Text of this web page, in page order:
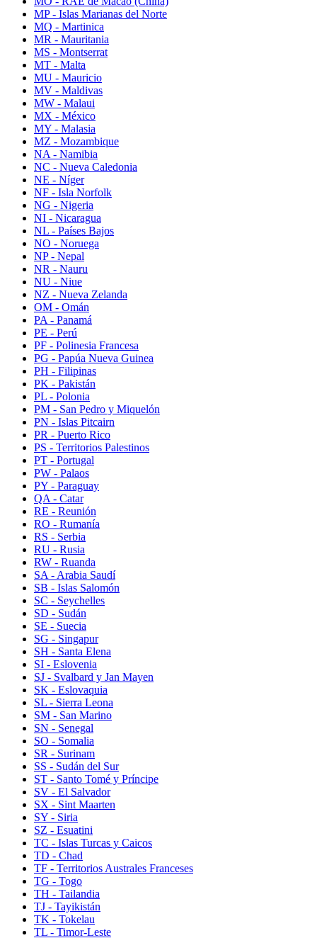
MP - Islas Marianas del Norte
MQ - Martinica
MR - Mauritania
MS - Montserrat
MT - Malta
MU - Mauricio
MV - Maldivas
MW - Malaui
MX - México
MY - Malasia
MZ - Mozambique
NA - Namibia
NC - Nueva Caledonia
NE - Níger
NF - Isla Norfolk
NG - Nigeria
NI - Nicaragua
NL - Países Bajos
NO - Noruega
NP - Nepal
NR - Nauru
NU - Niue
NZ - Nueva Zelanda
OM - Omán
PA - Panamá
PE - Perú
PF - Polinesia Francesa
PG - Papúa Nueva Guinea
PH - Filipinas
PK - Pakistán
PL - Polonia
PM - San Pedro y Miquelón
PN - Islas Pitcairn
PR - Puerto Rico
PS - Territorios Palestinos
PT - Portugal
PW - Palaos
PY - Paraguay
QA - Catar
RE - Reunión
RO - Rumanía
RS - Serbia
RU - Rusia
RW - Ruanda
SA - Arabia Saudí
SB - Islas Salomón
SC - Seychelles
SD - Sudán
SE - Suecia
SG - Singapur
SH - Santa Elena
SI - Eslovenia
SJ - Svalbard y Jan Mayen
SK - Eslovaquia
SL - Sierra Leona
SM - San Marino
SN - Senegal
SO - Somalia
SR - Surinam
SS - Sudán del Sur
ST - Santo Tomé y Príncipe
SV - El Salvador
SX - Sint Maarten
SY - Siria
SZ - Esuatini
TC - Islas Turcas y Caicos
TD - Chad
TF - Territorios Australes Franceses
TG - Togo
TH - Tailandia
TJ - Tayikistán
TK - Tokelau
TL - Timor-Leste